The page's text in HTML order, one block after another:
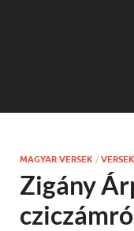
MAGYAR VERSEK /
Zigány